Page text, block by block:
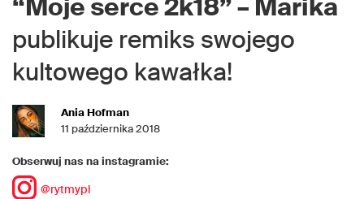
“Moje serce 2k18” – Marika
publikuje remiks swojego
kultowego kawałka!
Ania Hofman
11 października 2018
Obserwuj nas na instagramie:
@rytmypl